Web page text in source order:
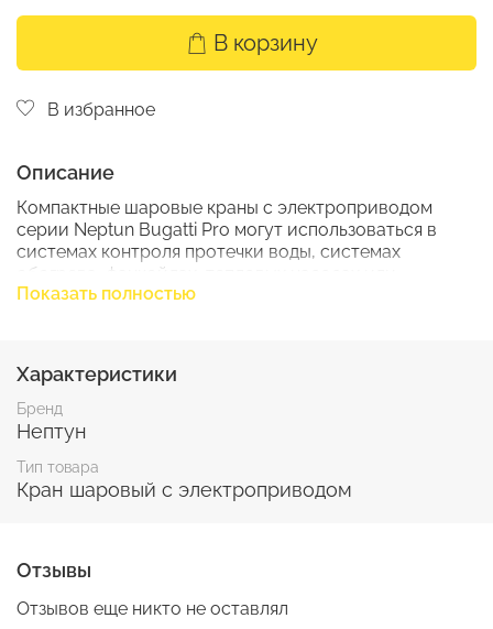
В корзину
В избранное
Описание
Компактные шаровые краны с электроприводом
серии Neptun Bugatti Pro могут использоваться в
системах контроля протечки воды, системах
обогрева, фанкойлах, тепловых насосах или
установках с автоматически регулируемой подачей
Показать полностью
Характеристики
Бренд
Нептун
Тип товара
Кран шаровый с электроприводом
Отзывы
Отзывов еще никто не оставлял